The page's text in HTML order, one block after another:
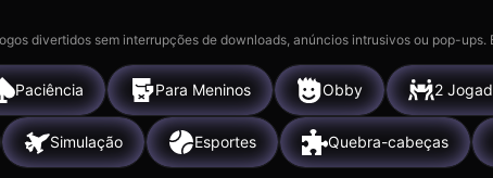
divertidos sem interrupções de downloads, anúncios intrusivos ou pop-
Paciência Para Meninos Obby 2
Simulação Esportes Quebra-cabeças